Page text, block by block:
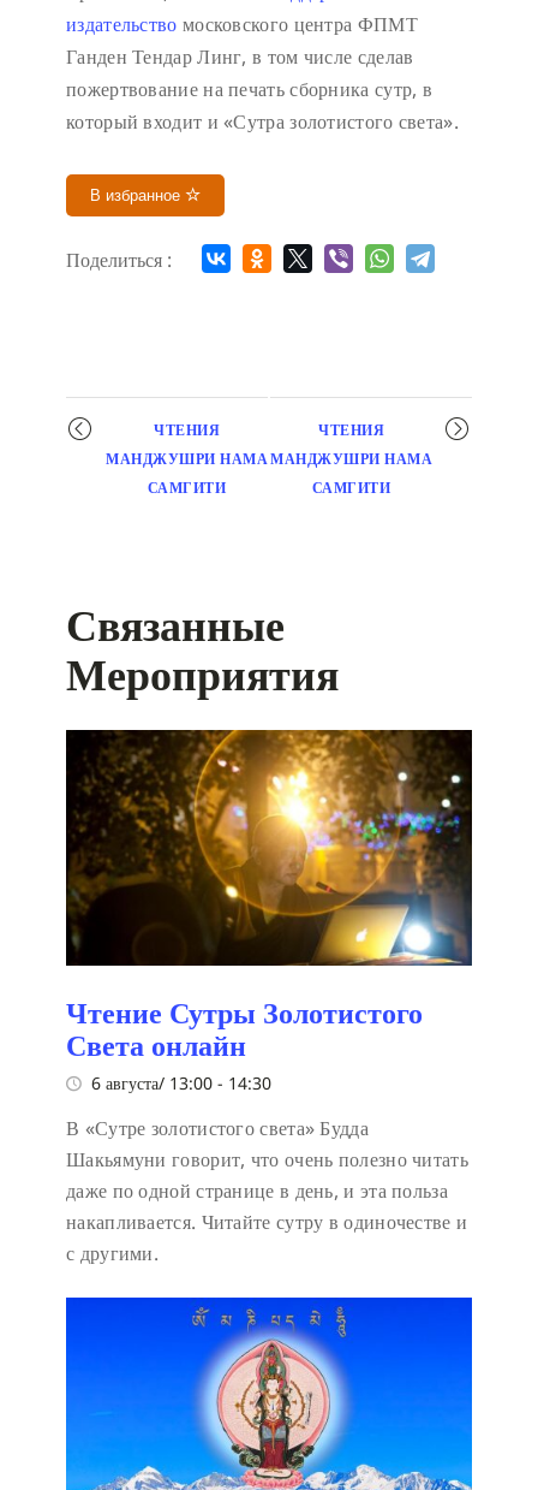
издательство московского центра ФПМТ
Ганден Тендар Линг, в том числе сделав
пожертвование на печать сборника сутр, в
который входит и «Сутра золотистого света».
В избранное
Поделиться :
Мероприятие
навигация
ЧТЕНИЯ
МАНДЖУШРИ НАМА
САМГИТИ
ЧТЕНИЯ
МАНДЖУШРИ НАМА
САМГИТИ
Связанные
Мероприятия
Чтение Сутры Золотистого
Света онлайн
6 августа/ 13:00 - 14:30
В «Сутре золотистого света» Будда
Шакьямуни говорит, что очень полезно читать
даже по одной странице в день, и эта польза
накапливается. Читайте сутру в одиночестве и
с другими.